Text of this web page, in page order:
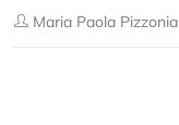
Maria Paola Pizzonia